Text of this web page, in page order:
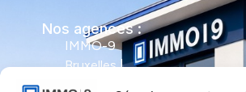
Nos agences :
IMMO-9
Bruxelles |